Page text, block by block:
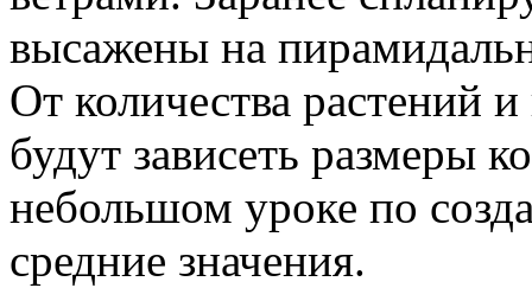
высажены на
От количества растений
будут зависеть размеры
небольшом уроке по
средние значения.